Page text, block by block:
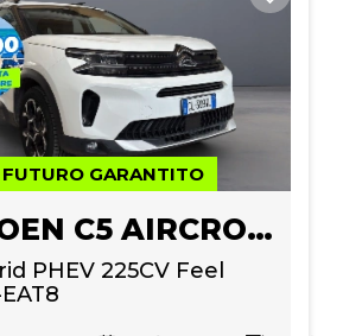
FUTURO GARANTITO
CITROEN C5 AIRCROSS
PHEV 225CV Feel